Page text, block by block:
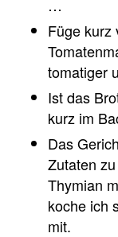
…
Füge kurz
tomatiger
Ist das
kurz im
Das
Zutaten
Thymian
koche ich
mit.